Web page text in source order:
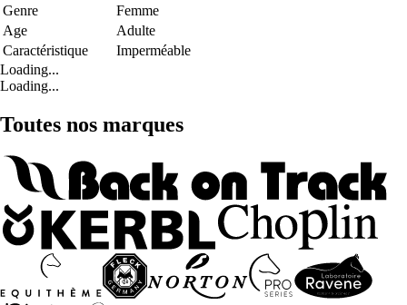
Genre
Femme
Age
Adulte
Caractéristique
Imperméable
Loading...
Loading...
Toutes nos marques